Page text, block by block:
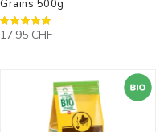
Grains 500g
100%
17,95 CHF